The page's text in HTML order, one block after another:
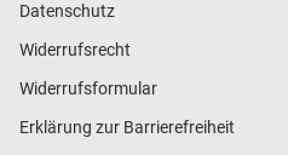
Datenschutz
Widerrufsrecht
Widerrufsformular
Erklärung zur Barrierefreiheit